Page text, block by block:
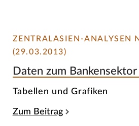
ZENTRALASIEN-ANALYSEN
(29.03.2013)
Daten zum
Tabellen und Grafiken
Zum Beitrag